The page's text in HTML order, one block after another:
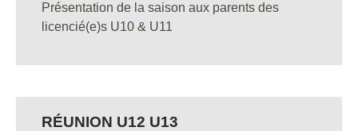
Présentation de la saison aux parents des
licencié(e)s U10 & U11
RÉUNION U12 U13